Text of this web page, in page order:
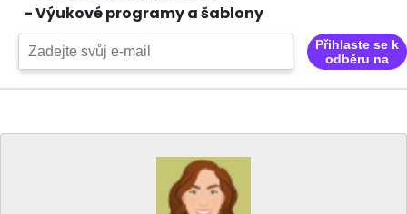
- Výukové programy a šablony
Přihlaste se k
odběru na